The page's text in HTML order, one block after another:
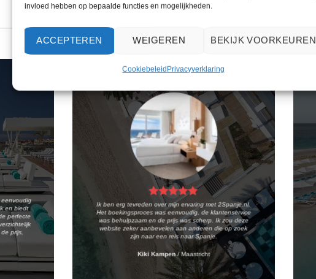
invloed hebben op bepaalde functies en mogelijkheden.
ACCEPTEREN WEIGEREN BEKIJK VOORKEUREN
CookiebeleidPrivacyverklaring
WAT ZE OVER ONS ZEGGEN
eenvoudig
en biedt
perfecte
prijs,
Ik ben erg tevreden over mijn ervaring met 2Spanje.nl.
Het boekingsproces was eenvoudig, de klantenservice
was behulpzaam en de prijs was scherp. Ik zou deze
website zeker aanbevelen aan anderen die op zoek
zijn naar een reis naar Spanje.
Kiki Kampen /Maastricht